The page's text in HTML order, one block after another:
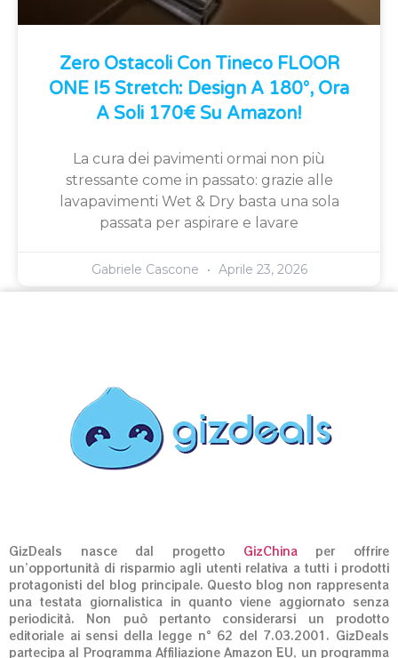
Zero Ostacoli Con Tineco FLOOR
ONE I5 Stretch: Design A 180°, Ora
A Soli 170€ Su Amazon!
La cura dei pavimenti ormai non più
stressante come in passato: grazie alle
lavapavimenti Wet & Dry basta una sola
passata per aspirare e lavare
Gabriele Cascone Aprile 23, 2026
GizDeals nasce dal progetto GizChinaper offrire
un’opportunità di risparmio agli utenti relativa a tutti i prodotti
protagonisti del blog principale. Questo blog non rappresenta
una testata giornalistica in quanto viene aggiornato senza
periodicità. Non può pertanto considerarsi un prodotto
editoriale ai sensi della legge n° 62 del 7.03.2001. GizDeals
partecipa al Programma Affiliazione Amazon EU, un programma